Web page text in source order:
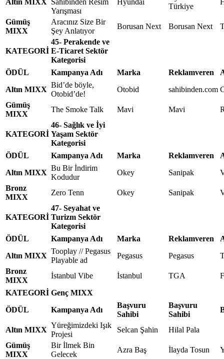
Altın MIXX
Sahibinden Resim
Yarışması
Hyundai
Türkiye
Gümüş
MIXX
Aracınız Size Bir
Şey Anlatıyor
Borusan Next Borusan Next
KATEGORİ
45- Perakende ve
E-Ticaret Sektör
Kategorisi
ÖDÜL
Kampanya Adı Marka Reklamveren
Altın MIXX
Bid’de böyle,
Otobid’de!
Otobid sahibinden.com
Gümüş
MIXX
The Smoke Talk Mavi Mavi
KATEGORİ
46- Sağlık ve İyi
Yaşam Sektör
Kategorisi
ÖDÜL
Kampanya Adı Marka Reklamveren
Altın MIXX
Bu Bir İndirim
Kodudur
Okey Sanipak
Bronz
MIXX
Zero Tenn Okey Sanipak
KATEGORİ
47- Seyahat ve
Turizm Sektör
Kategorisi
ÖDÜL
Kampanya Adı Marka Reklamveren
Altın MIXX
Tooplay // Pegasus
Playable ad
Pegasus Pegasus
Bronz
MIXX
İstanbul Vibe İstanbul TGA
KATEGORİ Genç MIXX
ÖDÜL
Kampanya Adı
Başvuru
Sahibi
Başvuru
Sahibi
Altın MIXX
Yüreğimizdeki Işık
Projesi
Selcan Şahin
Hilal Pala
Gümüş
MIXX
Bir İlmek Bin
Gelecek
Azra Baş İlayda Tosun